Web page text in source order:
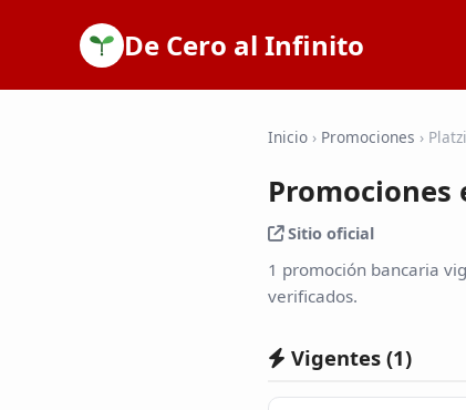
De Cero al Infinito
Inicio › Promociones › Platzi
Promociones
Sitio oficial
1 promoción bancaria
verificados.
Vigentes (1)